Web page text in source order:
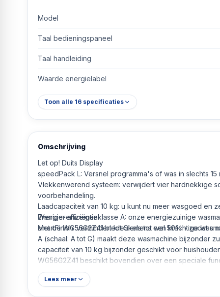
Model
Taal bedieningspaneel
Taal handleiding
Waarde energielabel
Toon alle 16 specificaties
Omschrijving
Let op! Duits Display
speedPack L: Versnel programma's of was in slechts 15
Vlekkenwerend systeem: verwijdert vier hardnekkige
voorbehandeling.
Laadcapaciteit van 10 kg: u kunt nu meer wasgoed en
Energie-efficiëntieklasse A: onze energiezuinige
smartFinish: vermindert kreukels tot wel 50% - zodat u
Weniger anzeigen
Met de WG56G2Z41 biedt Siemens een krachtige
A (schaal: A tot G) maakt deze wasmachine bijzonder
capaciteit van 10 kg bijzonder geschikt voor
WG56G2Z41 beschikt bovendien over een speciale
waterniveau wordt automatisch aangepast door de
sensoren detecteert hoeveel wasgoed er in de
Lees meer